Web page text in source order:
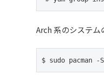
Arch 系のシステム
$ sudo pacman -